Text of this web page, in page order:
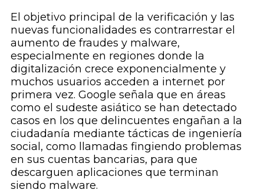
El objetivo principal de la verificación y las
nuevas funcionalidades es contrarrestar el
aumento de fraudes y malware,
especialmente en regiones donde la
digitalización crece exponencialmente y
muchos usuarios acceden a internet por
primera vez. Google señala que en áreas
como el sudeste asiático se han detectado
casos en los que delincuentes engañan a la
ciudadanía mediante tácticas de ingeniería
social, como llamadas fingiendo problemas
en sus cuentas bancarias, para que
descarguen aplicaciones que terminan
siendo malware.